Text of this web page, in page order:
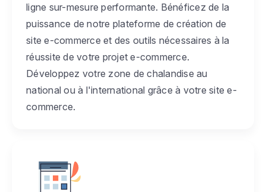
ligne sur-mesure performante. Bénéficez de la
puissance de notre plateforme de création de
site e-commerce et des outils nécessaires à la
réussite de votre projet e-commerce.
Développez votre zone de chalandise au
national ou à l'international grâce à votre site e-
commerce.